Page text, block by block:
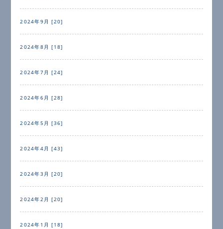
2024年9月 [20]
2024年8月 [18]
2024年7月 [24]
2024年6月 [28]
2024年5月 [36]
2024年4月 [43]
2024年3月 [20]
2024年2月 [20]
2024年1月 [18]